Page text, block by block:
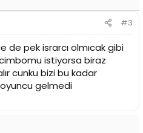
#3
de pek israrcı olmıcak gibi
istiyorsa biraz
cunku bizi bu kadar
gelmedi